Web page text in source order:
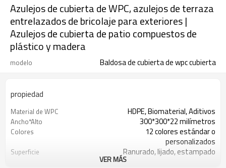
Azulejos de cubierta de WPC, azulejos de terraza
entrelazados de bricolaje para exteriores |
Azulejos de cubierta de patio compuestos de
plástico y madera
modelo Baldosa de cubierta de wpc cubierta
propiedad
Material de WPC HDPE, Biomaterial, Aditivos
Ancho*Alto 300*300*22 milímetros
Colores
12 colores estándar o
personalizados
Superficie Ranurado, lijado, estampado
Tacto de madera y sensación
VER MÁS